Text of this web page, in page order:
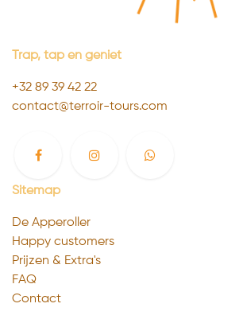
Trap, tap en geniet
+32 89 39 42 22
contact@terroir-tours.com
Sitemap
De Apperoller
Happy customers
Prijzen & Extra's
FAQ
Contact